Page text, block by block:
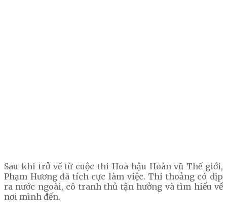
Sau khi trở về từ cuộc thi Hoa hậu Hoàn vũ Thế giới,
Phạm Hương đã tích cực làm việc. Thi thoảng có dịp
ra nước ngoài, cô tranh thủ tận hưởng và tìm hiểu về
nơi mình đến.